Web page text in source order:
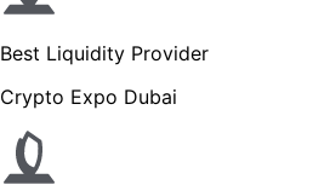
Best Liquidity Provider
Crypto Expo Dubai